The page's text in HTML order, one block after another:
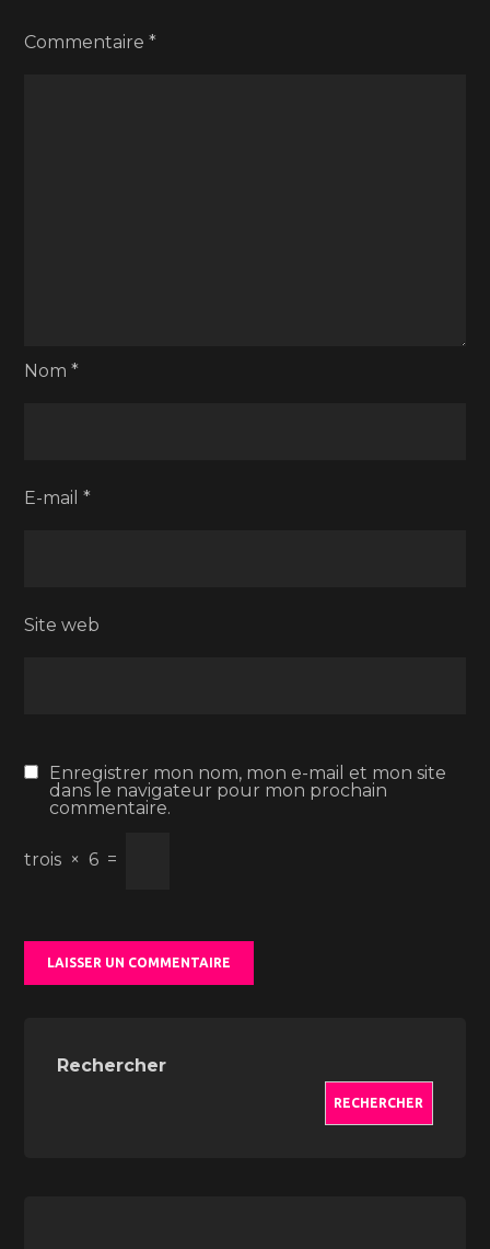
Commentaire*
Nom*
E-mail*
Site web
Enregistrer mon nom, mon e-mail et mon site
dans le navigateur pour mon prochain
commentaire.
trois × 6 =
Rechercher
RECHERCHER